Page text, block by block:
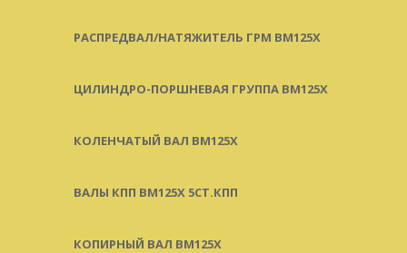
РАСПРЕДВАЛ/НАТЯЖИТЕЛЬ ГРМ BM125X
ЦИЛИНДРО-ПОРШНЕВАЯ ГРУППА BM125X
КОЛЕНЧАТЫЙ ВАЛ BM125X
ВАЛЫ КПП BM125X 5СТ.КПП
КОПИРНЫЙ ВАЛ BM125X